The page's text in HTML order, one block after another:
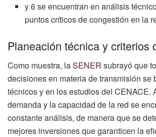
y 6 se encuentran en análisis
puntos críticos de congestión en la
Planeación técnica y criterios
Como muestra, laSENER subrayó que
decisiones en materia de transmisión se
técnicos y en los estudios del CENACE.
demanda y la capacidad de la red se
constante análisis, de manera que se
mejores inversiones que garanticen la